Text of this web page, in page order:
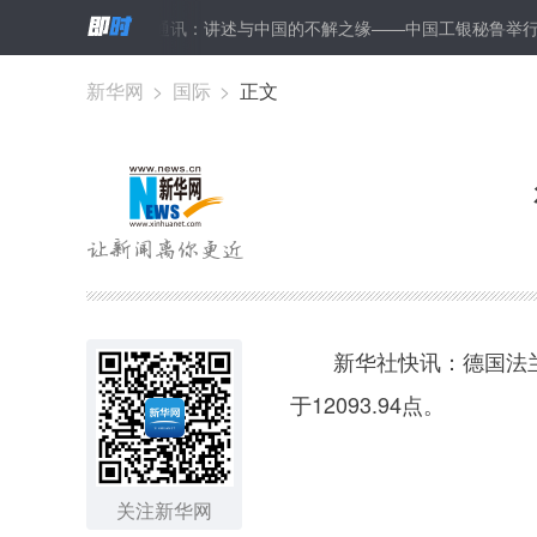
通讯：讲述与中国的不解之缘——中国工银秘鲁举行中文大
新华网 > 国际 > 正文
关注新华网
新华社快讯：德国法
于12093.94点。